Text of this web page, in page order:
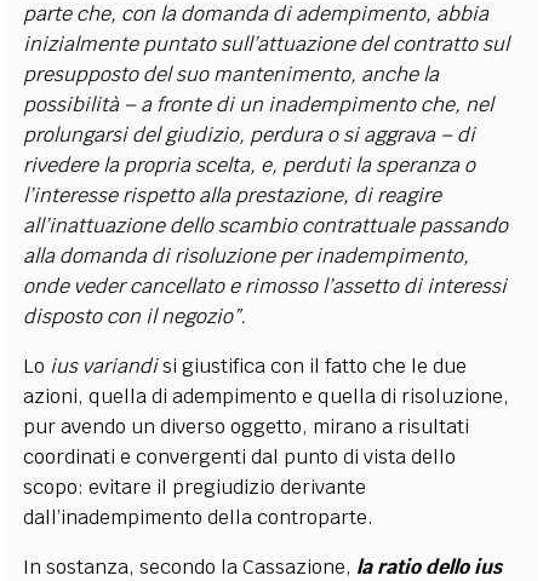
parte che, con la domanda di adempimento, abbia
inizialmente puntato sull’attuazione del contratto sul
presupposto del suo mantenimento, anche la
possibilità – a fronte di un inadempimento che, nel
prolungarsi del giudizio, perdura o si aggrava – di
rivedere la propria scelta, e, perduti la speranza o
l’interesse rispetto alla prestazione, di reagire
all’inattuazione dello scambio contrattuale passando
alla domanda di risoluzione per inadempimento,
onde veder cancellato e rimosso l’assetto di interessi
disposto con il negozio”.
Lo ius variandisi giustifica con il fatto che le due
azioni, quella di adempimento e quella di risoluzione,
pur avendo un diverso oggetto, mirano a risultati
coordinati e convergenti dal punto di vista dello
scopo: evitare il pregiudizio derivante
dall’inadempimento della controparte.
In sostanza, secondo la Cassazione, la ratio dello ius